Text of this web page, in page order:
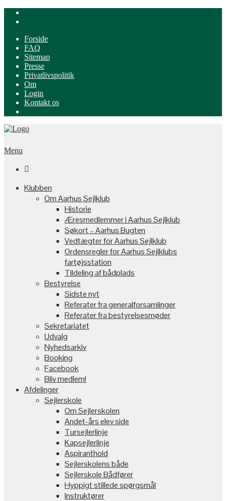
Forside
FAQ
Sitemap
Presse
Privatlivspolitik
Om
Login
Kontakt os
Menu

Klubben
Om Aarhus Sejlklub
Historie
Æresmedlemmer i Aarhus Sejlklub
Søkort – Aarhus Bugten
Vedtægter for Aarhus Sejlklub
Ordensregler for Aarhus Sejlklubs
fartøjsstation
Tildeling af bådplads
Bestyrelse
Sidste nyt
Referater fra generalforsamlinger
Referater fra bestyrelsesmøder
Sekretariatet
Udvalg
Nyhedsarkiv
Booking
Facebook
Bliv medlem!
Afdelinger
Sejlerskole
Om Sejlerskolen
Andet-års elev side
Tursejlerlinje
Kapsejlerlinje
Aspiranthold
Sejlerskolens både
Sejlerskole Bådfører
Hyppigt stillede spørgsmål
Instruktører